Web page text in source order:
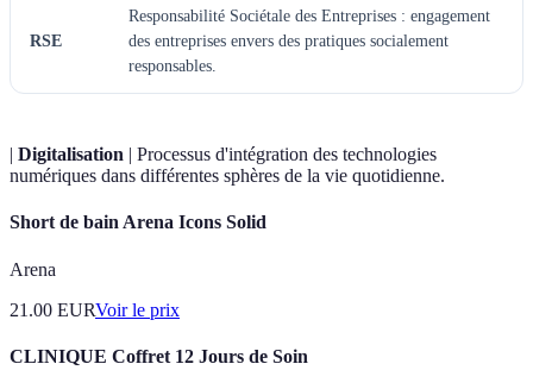
RSE
Responsabilité Sociétale des Entreprises : engagement
des entreprises envers des pratiques socialement
responsables.
| Digitalisation | Processus d'intégration des technologies
numériques dans différentes sphères de la vie quotidienne.
Short de bain Arena Icons Solid
Arena
21.00 EURVoir le prix
CLINIQUE Coffret 12 Jours de Soin